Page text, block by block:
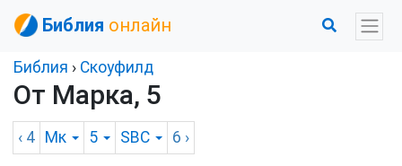
Библия онлайн
Библия › Скоуфилд
От Марка, 5
‹ 4 Мк 5 SBC 6 ›